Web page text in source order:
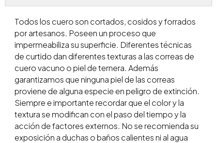
Todos los cuero son cortados, cosidos y forrados
por artesanos. Poseen un proceso que
impermeabiliza su superficie. Diferentes técnicas
de curtido dan diferentes texturas a las correas de
cuero vacuno o piel de ternera. Además
garantizamos que ninguna piel de las correas
proviene de alguna especie en peligro de extinción.
Siempre e importante recordar que el color y la
textura se modifican con el paso del tiempo y la
acción de factores externos. No se recomienda su
exposición a duchas o baños calientes ni al agua